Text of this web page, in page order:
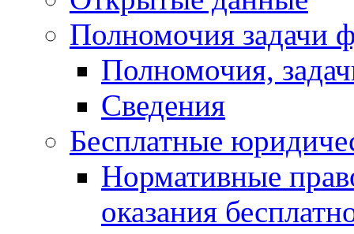
Полномочия задачи
Полномочия,
Сведения
Бесплатные
Нормативные
оказания